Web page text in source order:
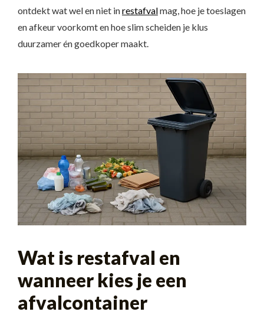
ontdekt wat wel en niet inrestafvalmag, hoe je toeslagen
en afkeur voorkomt en hoe slim scheiden je klus
duurzamer én goedkoper maakt.
Wat is restafval en
wanneer kies je een
afvalcontainer